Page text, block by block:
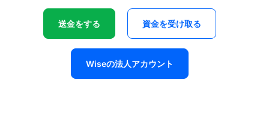
送金をする 資金を受け取る
Wiseの法人アカウント